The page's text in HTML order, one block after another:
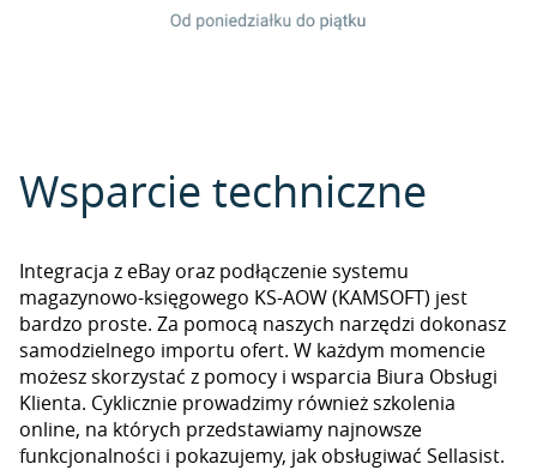
Wsparcie techniczne
Integracja z eBay oraz podłączenie systemu
magazynowo-księgowego KS-AOW (KAMSOFT) jest
bardzo proste. Za pomocą naszych narzędzi dokonasz
samodzielnego importu ofert. W każdym momencie
możesz skorzystać z pomocy i wsparcia Biura Obsługi
Klienta. Cyklicznie prowadzimy również szkolenia
online, na których przedstawiamy najnowsze
funkcjonalności i pokazujemy, jak obsługiwać Sellasist.